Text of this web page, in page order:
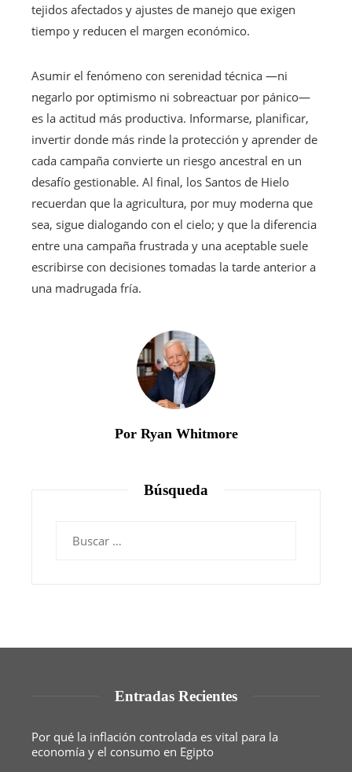
tejidos afectados y ajustes de manejo que exigen
tiempo y reducen el margen económico.
Asumir el fenómeno con serenidad técnica —ni
negarlo por optimismo ni sobreactuar por pánico—
es la actitud más productiva. Informarse, planificar,
invertir donde más rinde la protección y aprender de
cada campaña convierte un riesgo ancestral en un
desafío gestionable. Al final, los Santos de Hielo
recuerdan que la agricultura, por muy moderna que
sea, sigue dialogando con el cielo; y que la diferencia
entre una campaña frustrada y una aceptable suele
escribirse con decisiones tomadas la tarde anterior a
una madrugada fría.
Por Ryan Whitmore
Búsqueda
Entradas Recientes
Por qué la inflación controlada es vital para la
economía y el consumo en Egipto